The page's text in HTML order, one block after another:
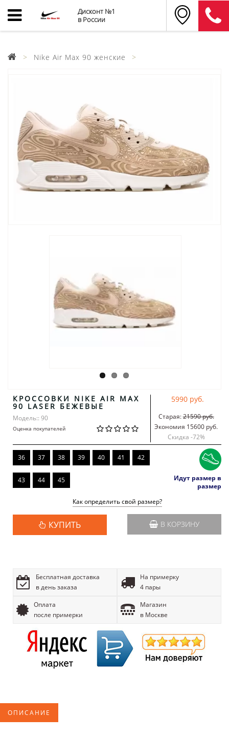
Дисконт №1
в России
Nike Air Max 90 женские
КРОССОВКИ NIKE AIR MAX
90 LASER БЕЖЕВЫЕ
Модель:: 90
Оценка покупателей
5990 руб.
Старая:21590 руб.
Экономия 15600 руб.
Скидка -72%
36 37 38 39 40 41 42
43 44 45
Идут размер в
размер
Как определить свой размер?
КУПИТЬ В КОРЗИНУ
Бесплатная доставка
в день заказа
На примерку
4 пары
Оплата
после примерки
Магазин
в Москве
ОПИСАНИЕ